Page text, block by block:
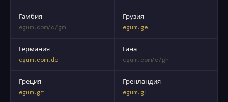
Гамбия
egum.com/c/gm
Грузия
egum.ge
Германия
egum.com.de
Гана
egum.com/c/gh
Греция
egum.gr
Гренландия
egum.gl